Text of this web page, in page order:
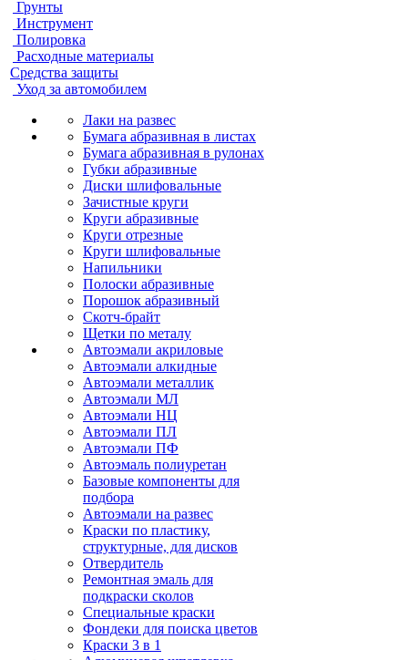
Грунты
Инструмент
Полировка
Расходные материалы
Средства защиты
Уход за автомобилем
Лаки на развес
Бумага абразивная в листах
Бумага абразивная в рулонах
Губки абразивные
Диски шлифовальные
Зачистные круги
Круги абразивные
Круги отрезные
Круги шлифовальные
Напильники
Полоски абразивные
Порошок абразивный
Скотч-брайт
Щетки по металу
Автоэмали акриловые
Автоэмали алкидные
Автоэмали металлик
Автоэмали МЛ
Автоэмали НЦ
Автоэмали ПЛ
Автоэмали ПФ
Автоэмаль полиуретан
Базовые компоненты для
подбора
Автоэмали на развес
Краски по пластику,
структурные, для дисков
Отвердитель
Ремонтная эмаль для
подкраски сколов
Специальные краски
Фондеки для поиска цветов
Краски 3 в 1